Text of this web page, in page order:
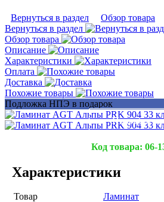
Вернуться в раздел Обзор товара
Вернуться в раздел
Обзор товара
Описание
Характеристики
Оплата
Доставка
Похожие товары
Подложка НПЭ в подарок
Подробнее
Подробнее
Код товара: 06-
Характеристики
Товар
Ламинат